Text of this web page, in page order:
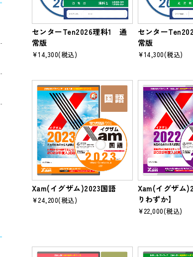
センターTen2026理科1 通
常版
¥14,300(税込)
センター
常版
¥14,300(税込)
Xam(イグザム)2023国語
¥24,200(税込)
Xam(イグザム
りわずか】
¥22,000(税込)